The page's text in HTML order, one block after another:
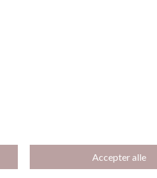
San Angel Tai, Water Blue
DKK 399,00